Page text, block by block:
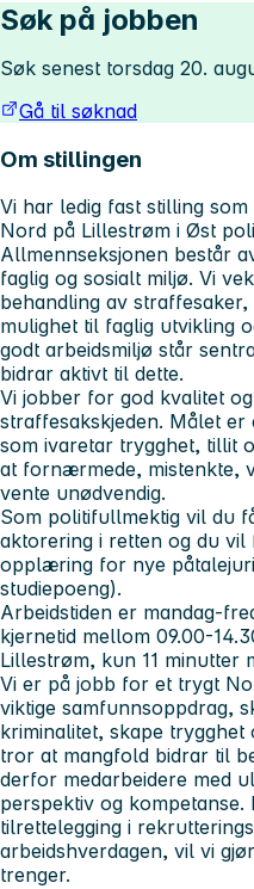
Søk på jobben
Søk senest torsdag 20.
Gå til søknad
Om stillingen
Vi har ledig fast stilling
Nord på Lillestrøm i Øst
Allmennseksjonen består
faglig og sosialt miljø. Vi
behandling av
mulighet til faglig utvikling
godt arbeidsmiljø står
bidrar aktivt til dette.
Vi jobber for god kvalitet
straffesakskjeden. Målet
som ivaretar trygghet, tillit
at fornærmede, mistenkte,
vente unødvendig.
Som politifullmektig vil du
aktorering i retten og du
opplæring for nye
studiepoeng).
Arbeidstiden er mandag-
kjernetid mellom 09.00-
Lillestrøm, kun 11 minutter
Vi er på jobb for et trygt
viktige samfunnsoppdrag,
kriminalitet, skape trygghet
tror at mangfold bidrar til
derfor medarbeidere med
perspektiv og
tilrettelegging i
arbeidshverdagen, vil vi
trenger.